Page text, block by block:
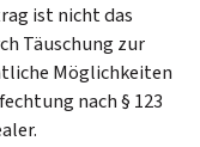
ist nicht das
Täuschung zur
Möglichkeiten
nach § 123